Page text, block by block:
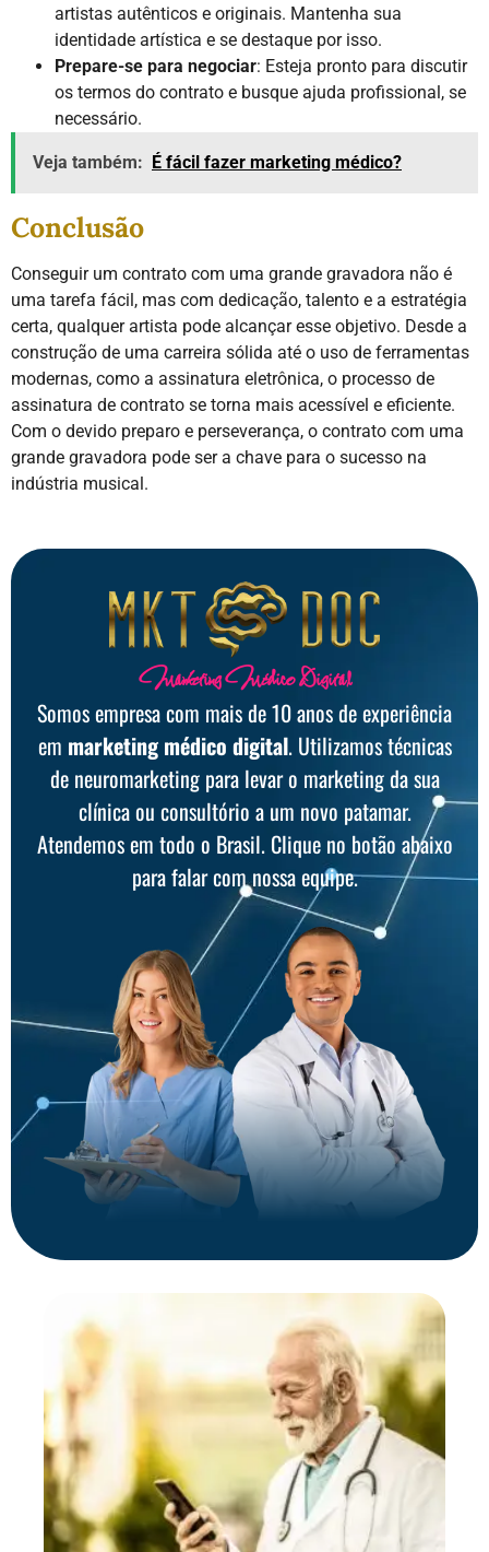
artistas autênticos e originais. Mantenha sua
identidade artística e se destaque por isso.
Prepare-se para negociar: Esteja pronto para discutir
os termos do contrato e busque ajuda profissional, se
necessário.
Veja também: É fácil fazer marketing médico?
Conclusão
Conseguir um contrato com uma grande gravadora não é
uma tarefa fácil, mas com dedicação, talento e a estratégia
certa, qualquer artista pode alcançar esse objetivo. Desde a
construção de uma carreira sólida até o uso de ferramentas
modernas, como a assinatura eletrônica, o processo de
assinatura de contrato se torna mais acessível e eficiente.
Com o devido preparo e perseverança, o contrato com uma
grande gravadora pode ser a chave para o sucesso na
indústria musical.
Marketing Médico Digital
Somos empresa com mais de 10 anos de experiência
em marketing médico digital. Utilizamos técnicas
de neuromarketing para levar o marketing da sua
clínica ou consultório a um novo patamar.
Atendemos em todo o Brasil. Clique no botão abaixo
para falar com nossa equipe.